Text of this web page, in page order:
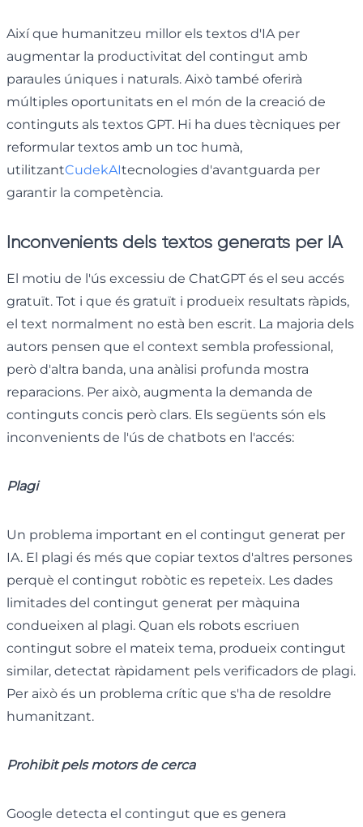
Així que humanitzeu millor els textos d'IA per
augmentar la productivitat del contingut amb
paraules úniques i naturals. Això també oferirà
múltiples oportunitats en el món de la creació de
continguts als textos GPT. Hi ha dues tècniques per
reformular textos amb un toc humà,
utilitzantCudekAItecnologies d'avantguarda per
garantir la competència.
Inconvenients dels textos generats per IA
El motiu de l'ús excessiu de ChatGPT és el seu accés
gratuït. Tot i que és gratuït i produeix resultats ràpids,
el text normalment no està ben escrit. La majoria dels
autors pensen que el context sembla professional,
però d'altra banda, una anàlisi profunda mostra
reparacions. Per això, augmenta la demanda de
continguts concis però clars. Els següents són els
inconvenients de l'ús de chatbots en l'accés:
Plagi
Un problema important en el contingut generat per
IA. El plagi és més que copiar textos d'altres persones
perquè el contingut robòtic es repeteix. Les dades
limitades del contingut generat per màquina
condueixen al plagi. Quan els robots escriuen
contingut sobre el mateix tema, produeix contingut
similar, detectat ràpidament pels verificadors de plagi.
Per això és un problema crític que s'ha de resoldre
humanitzant.
Prohibit pels motors de cerca
Google detecta el contingut que es genera